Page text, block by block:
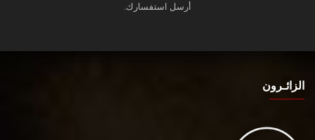
أرسل استفسارك.
الزائـرون